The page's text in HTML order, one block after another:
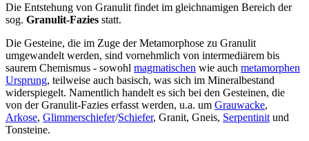
Die Entstehung von Granulit findet im gleichnamigen Bereich der
sog. Granulit-Fazies statt.
Die Gesteine, die im Zuge der Metamorphose zu Granulit
umgewandelt werden, sind vornehmlich von intermediärem bis
saurem Chemismus - sowohl magmatischen wie auch metamorphen
Ursprung, teilweise auch basisch, was sich im Mineralbestand
widerspiegelt. Namentlich handelt es sich bei den Gesteinen, die
von der Granulit-Fazies erfasst werden, u.a. um Grauwacke,
Arkose, Glimmerschiefer/Schiefer, Granit, Gneis, Serpentinit und
Tonsteine.